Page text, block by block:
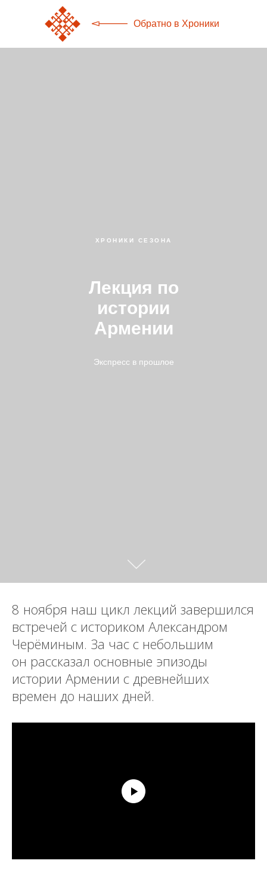
Обратно в Хроники
Лекция по
истории
Армении
Экспресс в прошлое
ХРОНИКИ СЕЗОНА
8 ноября наш цикл лекций завершился
встречей с историком Александром
Черёминым. За час с небольшим
он рассказал основные эпизоды
истории Армении с древнейших
времен до наших дней.